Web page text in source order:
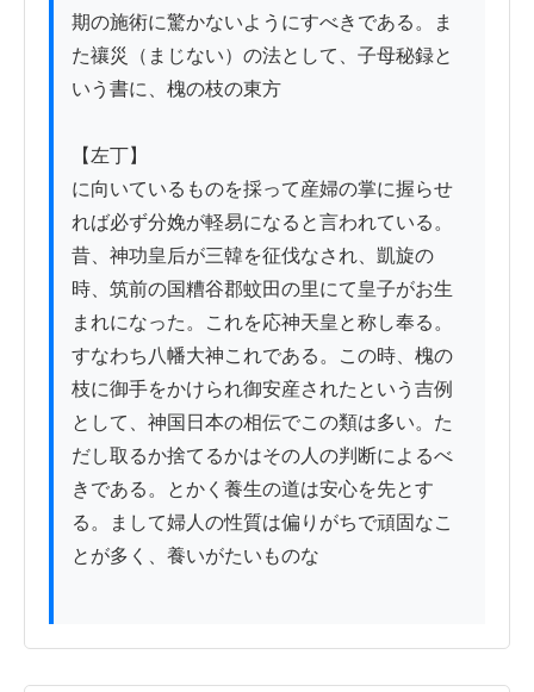
期の施術に驚かないようにすべきである。ま
た禳災（まじない）の法として、子母秘録と
いう書に、槐の枝の東方
【左丁】
に向いているものを採って産婦の掌に握らせ
れば必ず分娩が軽易になると言われている。
昔、神功皇后が三韓を征伐なされ、凱旋の
時、筑前の国糟谷郡蚊田の里にて皇子がお生
まれになった。これを応神天皇と称し奉る。
すなわち八幡大神これである。この時、槐の
枝に御手をかけられ御安産されたという吉例
として、神国日本の相伝でこの類は多い。た
だし取るか捨てるかはその人の判断によるべ
きである。とかく養生の道は安心を先とす
る。まして婦人の性質は偏りがちで頑固なこ
とが多く、養いがたいものな